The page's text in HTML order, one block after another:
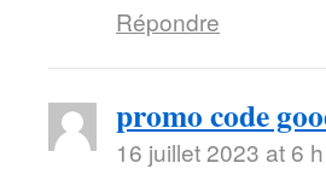
Répondre
promo code
16 juillet 2023 at 6